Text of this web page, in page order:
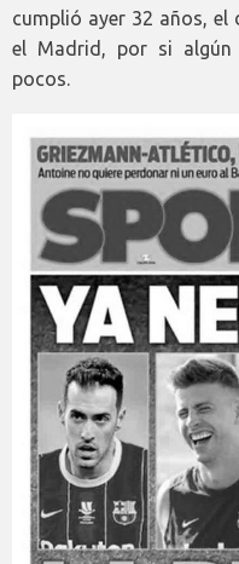
cumplió ayer 32 años,
el Madrid, por si algún
pocos.